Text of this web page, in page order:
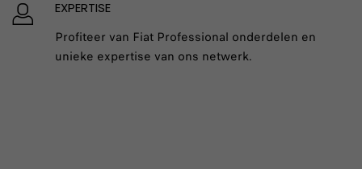
EXPERTISE
Profiteer van Fiat Professional onderdelen en
unieke expertise van ons netwerk.